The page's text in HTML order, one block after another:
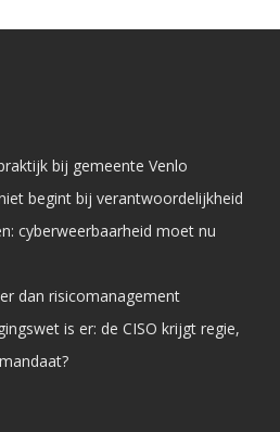
bij gemeente Venlo
begint bij verantwoordelijkheid
cyberweerbaarheid moet nu
dan risicomanagement
is er: de CISO krijgt regie,